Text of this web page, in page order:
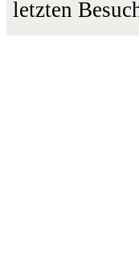
letzten